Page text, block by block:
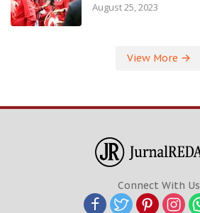
August 25, 2023
View More
Connect With Us